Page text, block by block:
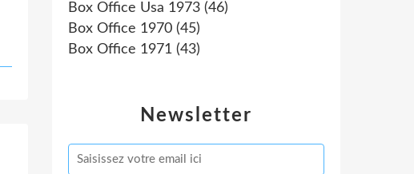
Newsletter
Box Office Usa 1973 (46)
Box Office 1970 (45)
Box Office 1971 (43)